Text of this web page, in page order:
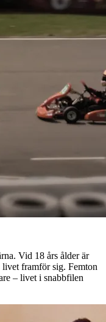
Vid 18 års ålder är
livet framför sig. Femton
– livet i snabbfilen